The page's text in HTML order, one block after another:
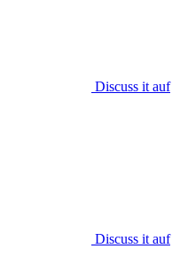
Discuss it auf
Discuss it auf